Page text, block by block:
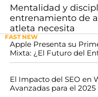
Mentalidad y
entrenamiento de
atleta necesita
FAST NEW
Apple Presenta su
Mixta: ¿El Futuro del
El Impacto del SEO en
Avanzadas para el 2025